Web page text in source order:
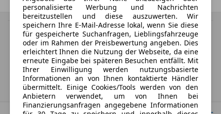
MwSt. ausweisbar
Herstellerangabe für Neufahrzeuge. Je nach Kilometerstand,
Fahrverhalten, Batteriealter und Ladeverhalten kann die elektrische
Reichweite bei Gebrauchtwagen deutlich abweichen.
Startseite
personalisierte Werbung und Nachrichten
bereitzustellen und diese auszuwerten. Wir
speichern Ihre E-Mail-Adresse lokal, wenn Sie diese
für gespeicherte Suchanfragen, Lieblingsfahrzeuge
oder im Rahmen der Preisbewertung angeben. Dies
erleichtert Ihnen die Nutzung der Webseite, da eine
erneute Eingabe bei späteren Besuchen entfällt. Mit
Ihrer Einwilligung werden nutzungsbasierte
Informationen an von Ihnen kontaktierte Händler
übermittelt. Einige Cookies/Tools werden von den
Anbietern verwendet, um von Ihnen bei
Finanzierungsanfragen angegebene Informationen